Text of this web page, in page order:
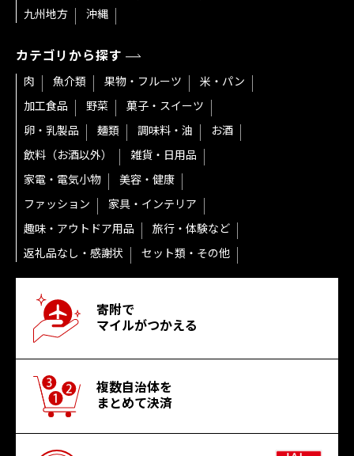
九州地方
沖縄
カテゴリから探す
肉 魚介類 果物・フルーツ
米・パン
加工食品
野菜
菓子・スイーツ
卵・乳製品
麺類 調味料・油
お酒
飲料（お酒以外）
雑貨・日用品
家電・電気小物
美容・健康
ファッション
家具・インテリア
趣味・アウトドア用品
旅行・体験など
返礼品なし・感謝状
セット類・その他
寄附で
マイルがつかえる
複数自治体を
まとめて決済